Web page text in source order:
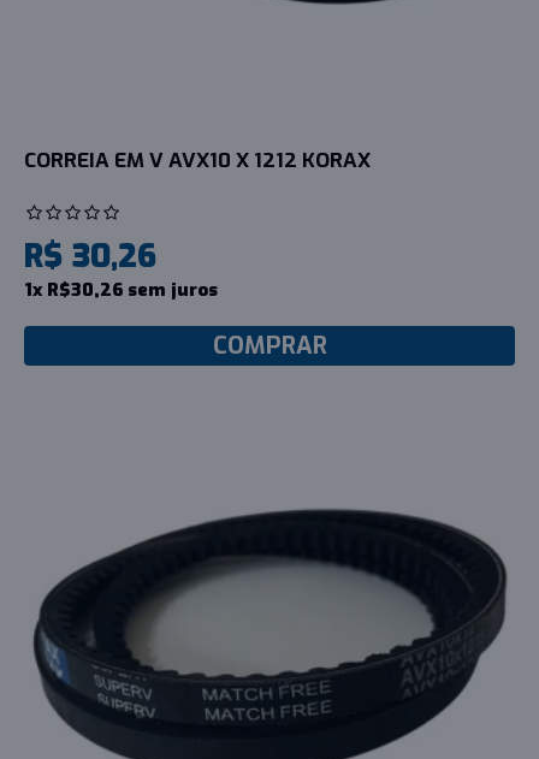
CORREIA EM V AVX10 X 1212 KORAX
R$ 30,26
1x R$30,26 sem juros
COMPRAR